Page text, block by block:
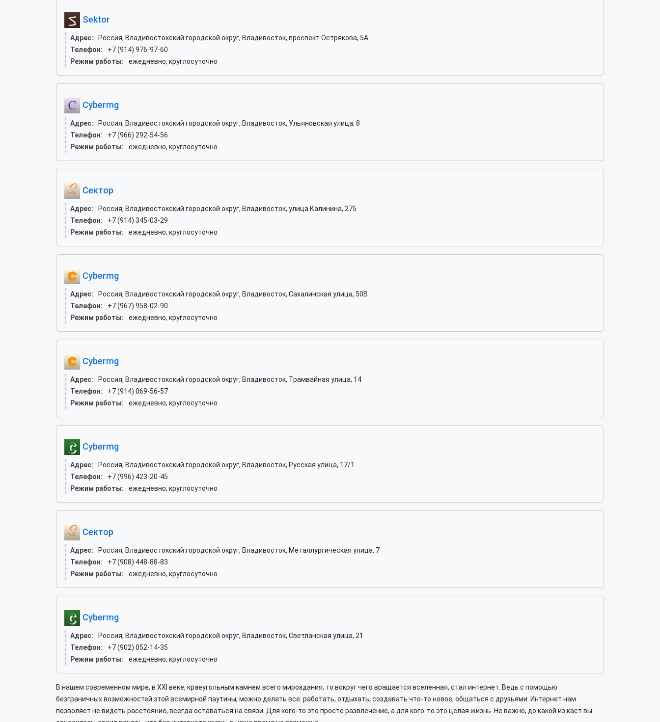
Sektor
Адрес:
Россия, Владивостокский городской округ, Владивосток, проспект Острякова, 5А
Телефон:
+7 (914) 976-97-60
Режим работы:
ежедневно, круглосуточно
Cybermg
Адрес:
Россия, Владивостокский городской округ, Владивосток, Ульяновская улица, 8
Телефон:
+7 (966) 292-54-56
Режим работы:
ежедневно, круглосуточно
Сектор
Адрес:
Россия, Владивостокский городской округ, Владивосток, улица Калинина, 275
Телефон:
+7 (914) 345-03-29
Режим работы:
ежедневно, круглосуточно
Cybermg
Адрес:
Россия, Владивостокский городской округ, Владивосток, Сахалинская улица, 50В
Телефон:
+7 (967) 958-02-90
Режим работы:
ежедневно, круглосуточно
Cybermg
Адрес:
Россия, Владивостокский городской округ, Владивосток, Трамвайная улица, 14
Телефон:
+7 (914) 069-56-57
Режим работы:
ежедневно, круглосуточно
Cybermg
Адрес:
Россия, Владивостокский городской округ, Владивосток, Русская улица, 17/1
Телефон:
+7 (996) 423-20-45
Режим работы:
ежедневно, круглосуточно
Сектор
Адрес:
Россия, Владивостокский городской округ, Владивосток, Металлургическая улица, 7
Телефон:
+7 (908) 448-88-83
Режим работы:
ежедневно, круглосуточно
Cybermg
Адрес:
Россия, Владивостокский городской округ, Владивосток, Светланская улица, 21
Телефон:
+7 (902) 052-14-35
Режим работы:
ежедневно, круглосуточно
В нашем современном мире, в XXI веке, краеугольным камнем всего мироздания, то вокруг чего вращается вселенная, стал интернет. Ведь с помощью
безграничных возможностей этой всемирной паутины, можно делать все: работать, отдыхать, создавать что-то новое, общаться с друзьями. Интернет нам
позволяет не видеть расстояние, всегда оставаться на связи. Для кого-то это просто развлечение, а для кого-то это целая жизнь. Не важно, до какой из каст вы